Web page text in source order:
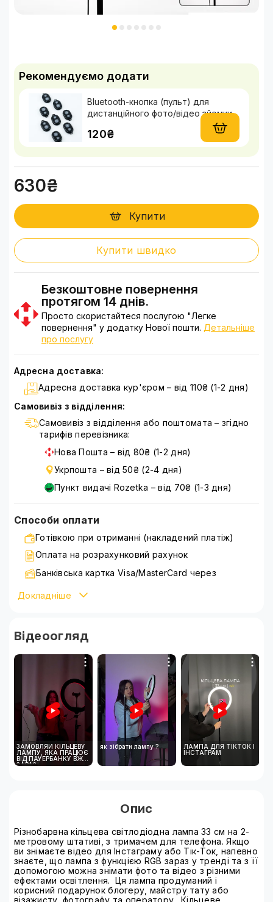
630₴
Купити
Купити швидко
Рекомендуємо додати
Bluetooth-кнопка (пульт) для
дистанційного фото/відео зйомки
120₴
Безкоштовне повернення
протягом 14 днів.
Просто скористайтеся послугою "Легке
повернення" у додатку Нової пошти. Детальніше
про послугу
Адресна доставка:
Адресна доставка кур'єром – від 110₴ (1-2 дня)
Самовивіз з відділення:
Самовивіз з відділення або поштомата – згідно
тарифів перевізника:
Нова Пошта – від 80₴ (1-2 дня)
Укрпошта – від 50₴ (2-4 дня)
Пункт видачі Rozetka – від 70₴ (1-3 дня)
Способи оплати
Готівкою при отриманні (накладений платіж)
Оплата на розрахунковий рахунок
Банківська картка Visa/MasterCard через
Детальніше ознайомитися зі способами оплати можна
Докладніше
Відеоогляд
ЗАМОВЛЯЙ КІЛЬЦЕВУ
ЛАМПУ, ЯКА ПРАЦЮЄ
ВІД ПАУЕРБАНКУ ВЖЕ
ЗАРАЗ
як зібрати лампу ?
ЛАМПА ДЛЯ ТІКТОК І
ІНСТАГРАМ
Опис
Різнобарвна кільцева світлодіодна лампа 33 см на 2-
метровому штативі, з тримачем для телефона. Якщо
ви знімаєте відео для Інстаграму або Тік-Ток, напевно
знаєте, що лампа з функцією RGB зараз у тренді та з її
допомогою можна знімати фото та відео з різними
ефектами освітлення. Ця лампа продуманий і
корисний подарунок блогеру, майстру тату або
візажисту, фотографу та оператору. Кільцеве